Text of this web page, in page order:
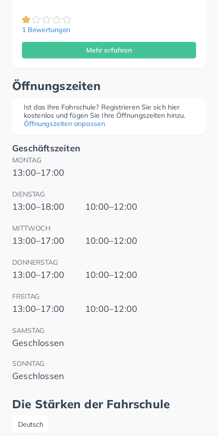
1 Bewertungen
Mehr erfahren
Öffnungszeiten
Ist das Ihre Fahrschule? Registrieren Sie sich hier
kostenlos und fügen Sie Ihre Öffnungszeiten hinzu.
Öffnungszeiten anpassen
Geschäftszeiten
MONTAG
13:00–17:00
DIENSTAG
13:00–18:00 10:00–12:00
MITTWOCH
13:00–17:00 10:00–12:00
DONNERSTAG
13:00–17:00 10:00–12:00
FREITAG
13:00–17:00 10:00–12:00
SAMSTAG
Geschlossen
SONNTAG
Geschlossen
Die Stärken der Fahrschule
Deutsch